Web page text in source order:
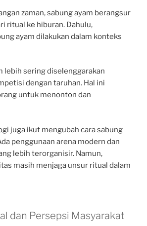
zaman, sabung ayam berangsur
ritual ke hiburan. Dahulu,
ayam dilakukan dalam konteks
lebih sering diselenggarakan
dengan taruhan. Hal ini
untuk menonton dan
juga ikut mengubah cara sabung
penggunaan arena modern dan
lebih terorganisir. Namun,
masih menjaga unsur ritual dalam
dan Persepsi Masyarakat